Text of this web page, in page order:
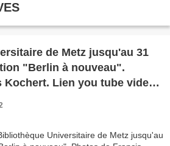
de Metz jusqu'au 31
"Berlin à nouveau".
Kochert. Lien you tube video